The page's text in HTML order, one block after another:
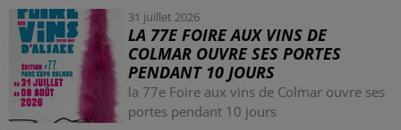
31 juillet 2026
LA 77E FOIRE AUX VINS DE
COLMAR OUVRE SES PORTES
PENDANT 10 JOURS
la 77e Foire aux vins de Colmar ouvre ses
portes pendant 10 jours